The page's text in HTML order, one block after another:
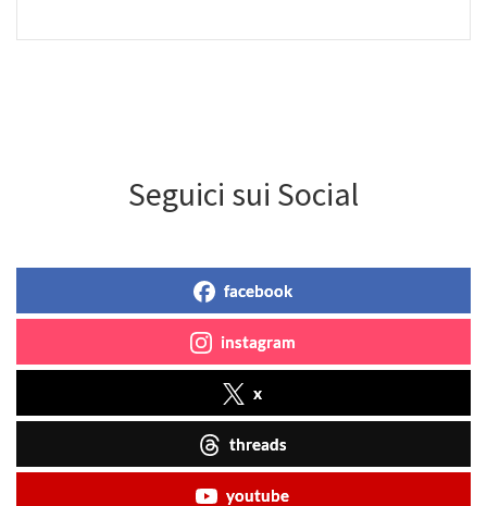
Seguici sui Social
facebook
instagram
x
threads
youtube